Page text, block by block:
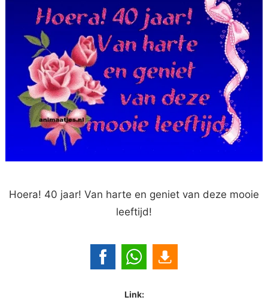
Hoera! 40 jaar! Van harte en geniet van deze mooie
leeftijd!
Link: